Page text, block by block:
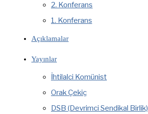
2. Konferans
1. Konferans
Açıklamalar
Yayınlar
İhtilalci Komünist
Orak Çekiç
DSB (Devrimci Sendikal Birlik)